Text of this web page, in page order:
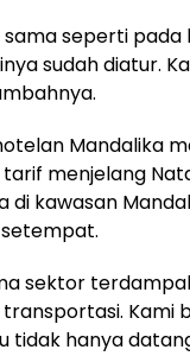
seperti
sudah diatur.
Mandalika
menjelang
di kawasan
sektor
hanya